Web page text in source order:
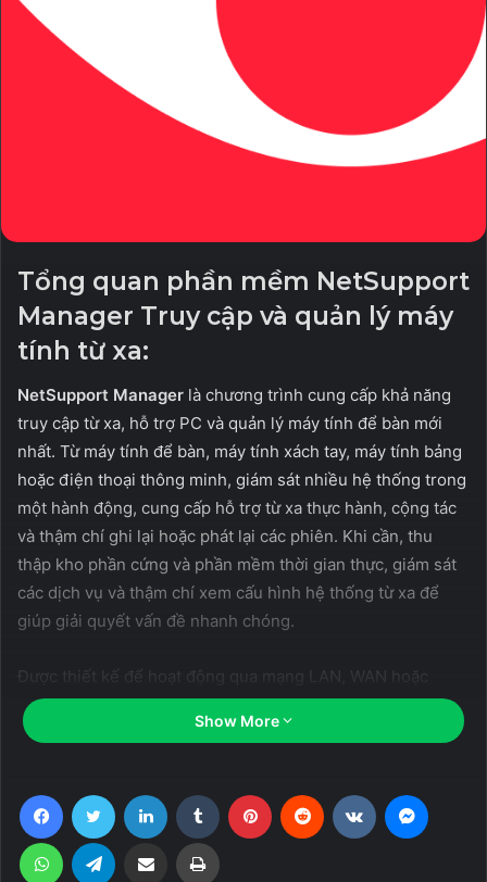
Tổng quan phần mềm NetSupport
Manager Truy cập và quản lý máy
tính từ xa:
NetSupport Manager là chương trình cung cấp khả năng
truy cập từ xa, hỗ trợ PC và quản lý máy tính để bàn mới
nhất. Từ máy tính để bàn, máy tính xách tay, máy tính bảng
hoặc điện thoại thông minh, giám sát nhiều hệ thống trong
một hành động, cung cấp hỗ trợ từ xa thực hành, cộng tác
và thậm chí ghi lại hoặc phát lại các phiên. Khi cần, thu
thập kho phần cứng và phần mềm thời gian thực, giám sát
các dịch vụ và thậm chí xem cấu hình hệ thống từ xa để
giúp giải quyết vấn đề nhanh chóng.
Được thiết kế để hoạt động qua mạng LAN, WAN hoặc
internet của bạn một cách an toàn và không cần cấu hình
tường lửa, NetSupport Manager cung cấp một giải pháp
điều khiển từ xa 1:1 truyền thống, NetSupport Manager
vượt trội như một giải pháp 1: nhiều; từ giám sát nhiều hệ
thống trong thời gian thực, đến hiển thị màn hình nhà điều
Show More
FacebookTwitter LinkedIn Tumblr Pinterest Reddit VKontakte
WhatsAppTelegram Share via Email Print